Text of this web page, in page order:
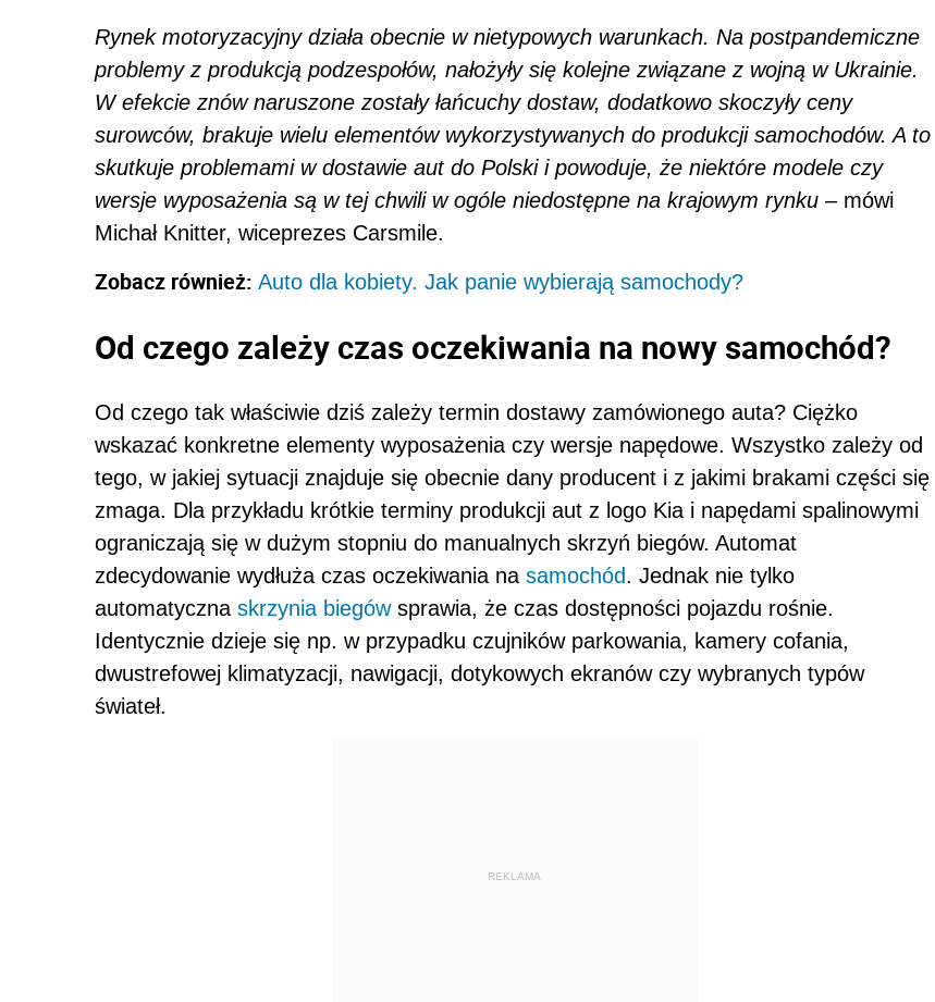
Rynek motoryzacyjny działa obecnie w nietypowych warunkach. Na postpandemiczne
problemy z produkcją podzespołów, nałożyły się kolejne związane z wojną w Ukrainie.
W efekcie znów naruszone zostały łańcuchy dostaw, dodatkowo skoczyły ceny
surowców, brakuje wielu elementów wykorzystywanych do produkcji samochodów. A to
skutkuje problemami w dostawie aut do Polski i powoduje, że niektóre modele czy
wersje wyposażenia są w tej chwili w ogóle niedostępne na krajowym rynku – mówi
Michał Knitter, wiceprezes Carsmile.
Zobacz również: Auto dla kobiety. Jak panie wybierają samochody?
Od czego zależy czas oczekiwania na nowy samochód?
Od czego tak właściwie dziś zależy termin dostawy zamówionego auta? Ciężko
wskazać konkretne elementy wyposażenia czy wersje napędowe. Wszystko zależy od
tego, w jakiej sytuacji znajduje się obecnie dany producent i z jakimi brakami części się
zmaga. Dla przykładu krótkie terminy produkcji aut z logo Kia i napędami spalinowymi
ograniczają się w dużym stopniu do manualnych skrzyń biegów. Automat
zdecydowanie wydłuża czas oczekiwania na samochód. Jednak nie tylko
automatyczna skrzynia biegówsprawia, że czas dostępności pojazdu rośnie.
Identycznie dzieje się np. w przypadku czujników parkowania, kamery cofania,
dwustrefowej klimatyzacji, nawigacji, dotykowych ekranów czy wybranych typów
świateł.
REKLAMA